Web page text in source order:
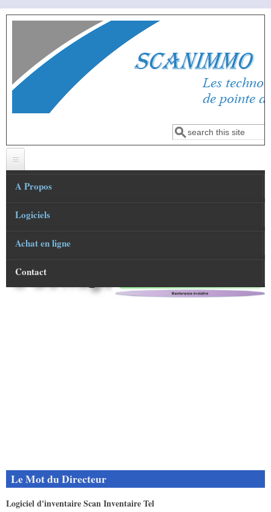
Aller au contenu principal
Formulaire de
Rechercher
A Propos
Présentation
Logiciels
Logiciel OPTIMMO
Présentation Scan Inventaire
SCANINVENTAIRE RFID
Achat en ligne
SCANINVENTAIRE_TEL version demo
Bon de commande
Contact
Le Mot du Directeur
Logiciel d'inventaire Scan Inventaire Tel